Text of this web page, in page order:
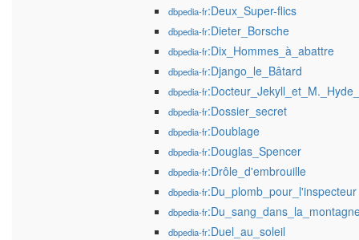
dbpedia-fr:Deux_Super-flics
dbpedia-fr:Dieter_Borsche
dbpedia-fr:Dix_Hommes_à_abattre
dbpedia-fr:Django_le_Bâtard
dbpedia-fr
dbpedia-fr:Dossier_secret
dbpedia-fr:Doublage
dbpedia-fr:Douglas_Spencer
dbpedia-fr:Drôle_d'embrouille
dbpedia-fr:Du_plomb_pour_l'inspecteur
dbpedia-fr
dbpedia-fr:Duel_au_soleil